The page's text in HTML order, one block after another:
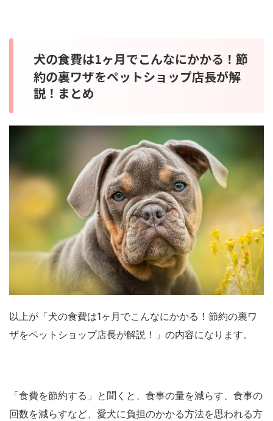
犬の食費は1ヶ月でこんなにかかる！節
約の裏ワザをペットショップ店長が解
説！まとめ
以上が「犬の食費は1ヶ月でこんなにかかる！節約の裏ワ
ザをペットショップ店長が解説！」の内容になります。
「食費を節約する」と聞くと、食事の量を減らす、食事の
回数を減らすなど、愛犬に負担のかかる方法を思われる方